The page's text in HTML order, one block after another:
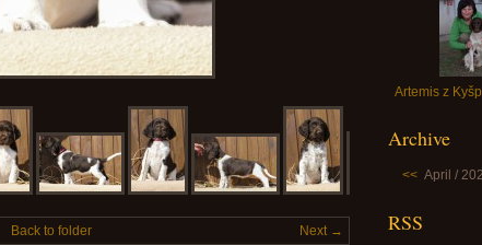
Next →
Back to folder
Artemis z
Archive
<< April /
RSS